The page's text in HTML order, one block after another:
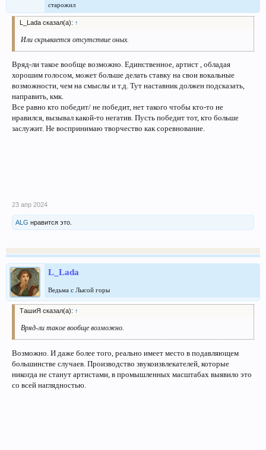
старожил
L_Lada сказал(а): ↑
Или скрывается отсутствие оных.
Вряд-ли такое вообще возможно. Единственное, артист , обладая
хорошим голосом, может больше делать ставку на свои вокальные
возможности, чем на смыслы и т.д. Тут наставник должен подсказать,
направить, кмк.
Все равно кто победит/ не победит, нет такого чтобы кто-то не
нравился, вызывал какой-то негатив. Пусть победит тот, кто больше
заслужит. Не воспринимаю творчество как соревнование.
23 апр 2024
ALG нравится это.
L_Lada
Ведьма с Лысой горы
ТашиЯ сказал(а): ↑
Вряд-ли такое вообще возможно.
Возможно. И даже более того, реально имеет место в подавляющем
большинстве случаев. Производство звукоизвлекателей, которые
никогда не станут артистами, в промышленных масштабах выявило это
со всей наглядностью.